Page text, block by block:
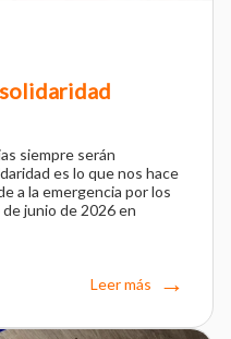
siempre serán
es lo que nos hace
a la emergencia por los
junio de 2026 en
Leer más